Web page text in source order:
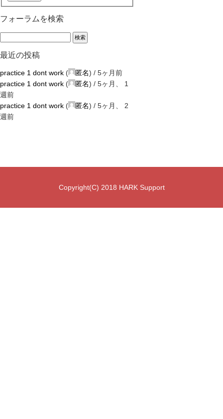
フォーラムを検索
最近の投稿
practice 1 dont work ( 匿名) / 5ヶ月前
practice 1 dont work ( 匿名) / 5ヶ月、 1
週前
practice 1 dont work ( 匿名) / 5ヶ月、 2
週前
Copyright(C) 2018 HARK Support